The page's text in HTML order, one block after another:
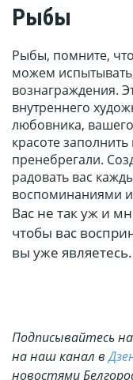
Рыбы
Рыбы, помните,
можем
вознаграждения.
внутреннего
любовника,
красоте
пренебрегали.
радовать вас
воспоминаниями
Вас не так уж и
чтобы вас
вы уже являетесь.
Подписывайтесь
на наш канал в
новостями